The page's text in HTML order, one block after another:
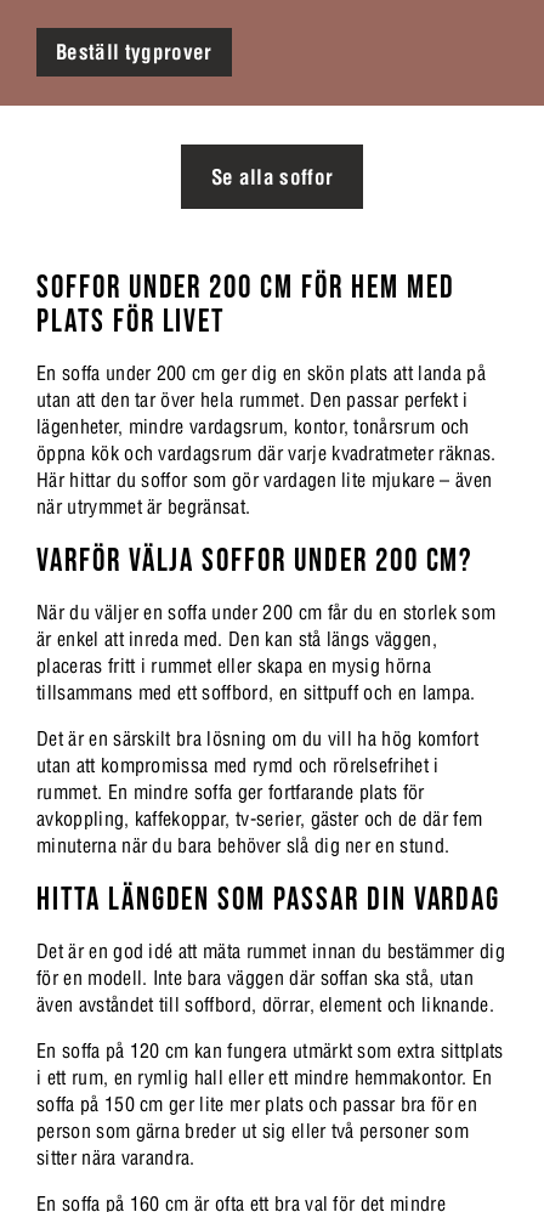
Beställ tygprover
Se alla soffor
SOFFOR UNDER 200 CM FÖR HEM MED
PLATS FÖR LIVET
En soffa under 200 cm ger dig en skön plats att landa på
utan att den tar över hela rummet. Den passar perfekt i
lägenheter, mindre vardagsrum, kontor, tonårsrum och
öppna kök och vardagsrum där varje kvadratmeter räknas.
Här hittar du soffor som gör vardagen lite mjukare – även
när utrymmet är begränsat.
VARFÖR VÄLJA SOFFOR UNDER 200 CM?
När du väljer en soffa under 200 cm får du en storlek som
är enkel att inreda med. Den kan stå längs väggen,
placeras fritt i rummet eller skapa en mysig hörna
tillsammans med ett soffbord, en sittpuff och en lampa.
Det är en särskilt bra lösning om du vill ha hög komfort
utan att kompromissa med rymd och rörelsefrihet i
rummet. En mindre soffa ger fortfarande plats för
avkoppling, kaffekoppar, tv-serier, gäster och de där fem
minuterna när du bara behöver slå dig ner en stund.
HITTA LÄNGDEN SOM PASSAR DIN VARDAG
Det är en god idé att mäta rummet innan du bestämmer dig
för en modell. Inte bara väggen där soffan ska stå, utan
även avståndet till soffbord, dörrar, element och liknande.
En soffa på 120 cm kan fungera utmärkt som extra sittplats
i ett rum, en rymlig hall eller ett mindre hemmakontor. En
soffa på 150 cm ger lite mer plats och passar bra för en
person som gärna breder ut sig eller två personer som
sitter nära varandra.
En soffa på 160 cm är ofta ett bra val för det mindre